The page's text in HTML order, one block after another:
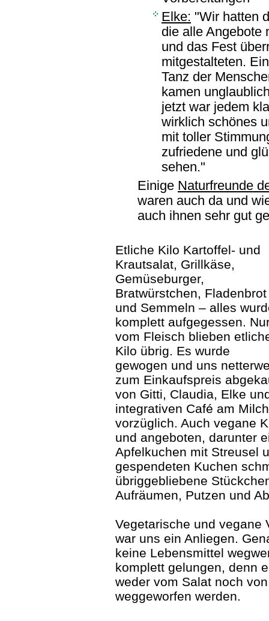
Elke: "Wir hatten
die alle Angebote
und das Fest
mitgestalteten.
Tanz der
kamen
jetzt war jedem
wirklich schönes
mit toller
zufriedene und
sehen."
Einige Naturfreunde
waren auch da und
auch ihnen sehr gut
Etliche Kilo Kartoffel- und
Krautsalat, Grillkäse,
Gemüseburger,
Bratwürstchen, Fladenbrot
und Semmeln – alles
komplett aufgegessen.
vom Fleisch blieben
Kilo übrig. Es wurde
gewogen und uns
zum Einkaufspreis
von Gitti, Claudia, Elke
integrativen Café am
vorzüglich. Auch vegane
und angeboten, darunter
Apfelkuchen mit Streusel
gespendeten Kuchen
übriggebliebene
Aufräumen, Putzen und
Vegetarische und vegane
war uns ein Anliegen.
keine Lebensmittel
komplett gelungen, denn
weder vom Salat noch
weggeworfen werden.